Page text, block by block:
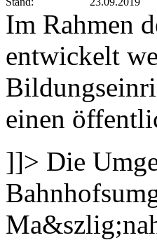
Im Rahmen
entwickelt
einen
]]> Die